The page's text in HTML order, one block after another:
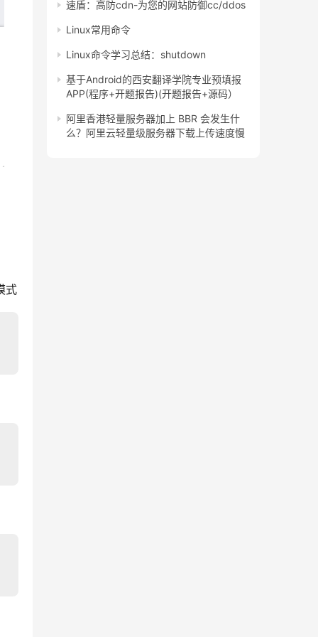
式
速盾：高防cdn-为您的网站防御cc/ddos
Linux常用命令
Linux命令学习总结：shutdown
基于Android的西安翻译学院专业预填报
APP(程序+开题报告)(开题报告+源码）
阿里香港轻量服务器加上 BBR 会发生什
么？阿里云轻量级服务器下载上传速度慢